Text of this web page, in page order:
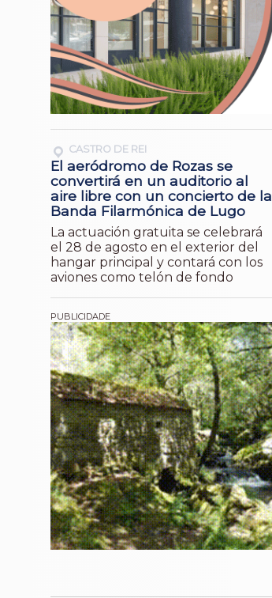
CASTRO DE REI
El aeródromo de Rozas se
convertirá en un auditorio al
aire libre con un concierto de la
Banda Filarmónica de Lugo
La actuación gratuita se celebrará
el 28 de agosto en el exterior del
hangar principal y contará con los
aviones como telón de fondo